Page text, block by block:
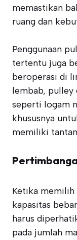
memastikan
ruang dan
Penggunaan
tertentu juga
beroperasi di
lembab, pulley
seperti logam
khususnya
memiliki
Ketika
kapasitas
harus
pada jumlah